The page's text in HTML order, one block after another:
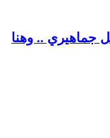
.. وهنا